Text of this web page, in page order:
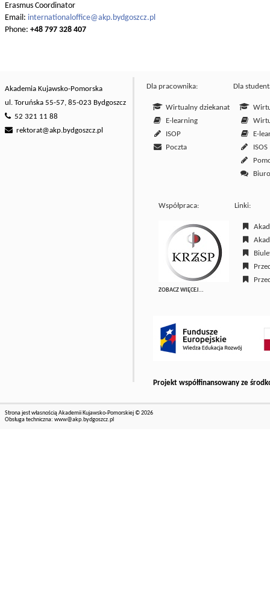
Erasmus Coordinator
Email: internationaloffice@akp.bydgoszcz.pl
Phone: +48 797 328 407
Akademia Kujawsko-Pomorska
ul. Toruńska 55-57, 85-023 Bydgoszcz
52 321 11 88
rektorat@akp.bydgoszcz.pl
Dla pracownika:
Wirtualny dziekanat
E-learning
ISOP
Poczta
Dla
E-
ISOS
Współpraca:
ZOBACZ WIĘCEJ...
Linki:
Projekt współfinansowany ze
Strona jest własnością Akademii Kujawsko-Pomorskiej © 2026
Obsługa techniczna: www@akp.bydgoszcz.pl